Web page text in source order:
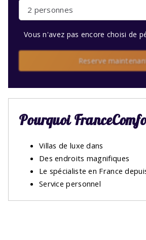
2 personnes
Vous n'avez pas encore choisi de
Reserve
Pourquoi
Villas de luxe dans
Des endroits magnifiques
Le spécialiste en France
Service personnel